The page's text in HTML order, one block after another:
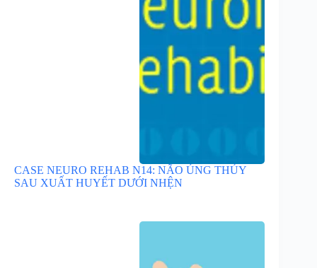
CASE NEURO REHAB N14: NÃO ÚNG THỦY
SAU XUẤT HUYẾT DƯỚI NHỆN